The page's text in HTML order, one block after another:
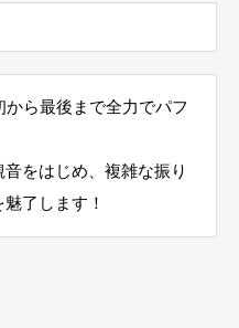
ら最後まで全力でパフ
をはじめ、複雑な振り
了します！